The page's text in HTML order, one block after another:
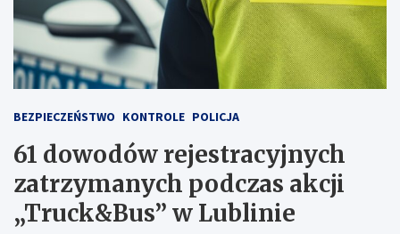
BEZPIECZEŃSTWO KONTROLE POLICJA
61 dowodów rejestracyjnych
zatrzymanych podczas akcji
„Truck&Bus” w Lublinie